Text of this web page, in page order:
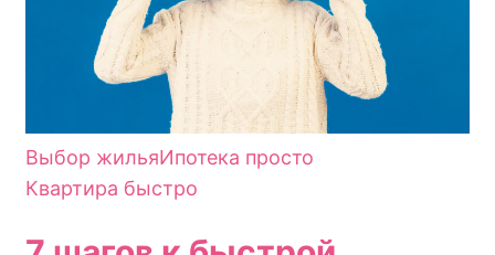
Выбор жильяИпотека просто
Квартира быстро